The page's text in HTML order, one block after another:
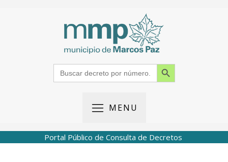
Search
for:
Search Button
MENU
Portal Público de Consulta de Decretos